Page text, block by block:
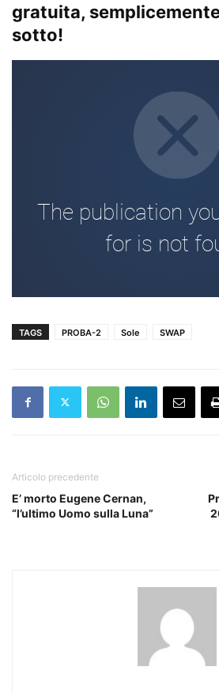
gratuita,
sotto!
TAGS PROBA-2 Sole SWAP
Articolo precedente
E’ morto Eugene Cernan,
“l’ultimo Uomo sulla Luna”